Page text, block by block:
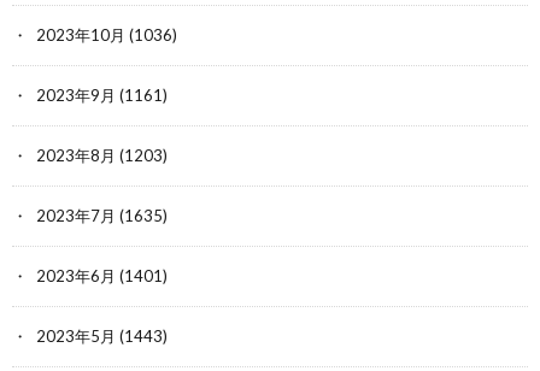
2023年10月 (1036)
2023年9月 (1161)
2023年8月 (1203)
2023年7月 (1635)
2023年6月 (1401)
2023年5月 (1443)